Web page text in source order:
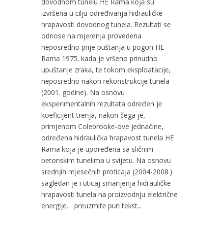
izvršena u cilju određivanja hidrauličke
hrapavosti dovodnog tunela. Rezultati se
odnose na mjerenja provedena
neposredno prije puštanja u pogon HE
Rama 1975. kada je vršeno prinudno
upuštanje zraka, te tokom eksploatacije,
neposredno nakon rekonstrukcije tunela
(2001. godine). Na osnovu
eksperimentalnih rezultata određen je
koeficijent trenja, nakon čega je,
primjenom Colebrooke-ove jednačine,
određena hidraulička hrapavost tunela HE
Rama koja je upoređena sa sličnim
betonskim tunelima u svijetu. Na osnovu
srednjih mjesečnih proticaja (2004-2008.)
sagledan je i uticaj smanjenja hidrauličke
hrapavosti tunela na proizvodnju električne
energije. preuzmite pun tekst...